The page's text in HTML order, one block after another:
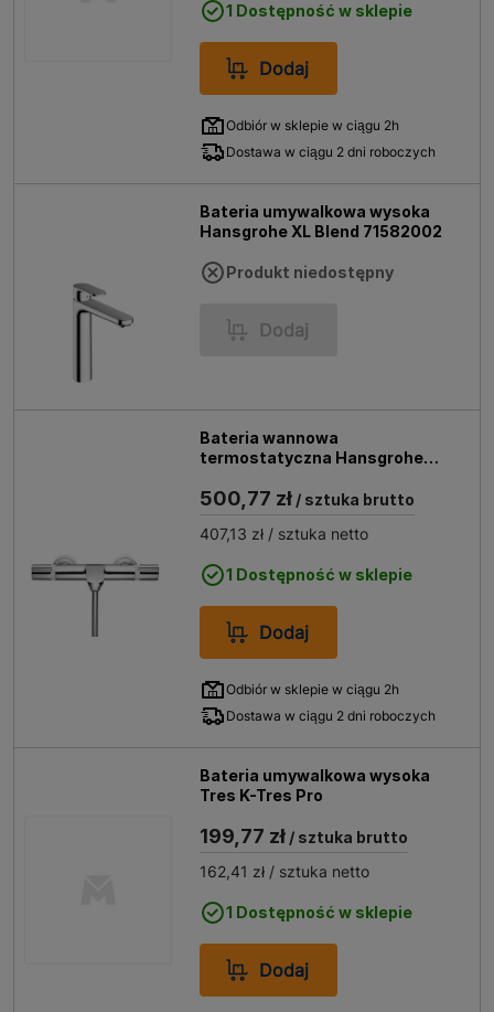
1 Dostępność w sklepie
Dodaj
Odbiór w sklepie w ciągu 2h
Dostawa w ciągu 2 dni roboczych
Bateria umywalkowa wysoka
Hansgrohe XL Blend 71582002
Produkt niedostępny
Dodaj
Bateria wannowa
termostatyczna Hansgrohe
500,77 zł / sztuka brutto
407,13 zł / sztuka netto
1 Dostępność w sklepie
Dodaj
Odbiór w sklepie w ciągu 2h
Dostawa w ciągu 2 dni roboczych
Bateria umywalkowa wysoka
Tres K-Tres Pro
199,77 zł / sztuka brutto
162,41 zł / sztuka netto
1 Dostępność w sklepie
Dodaj